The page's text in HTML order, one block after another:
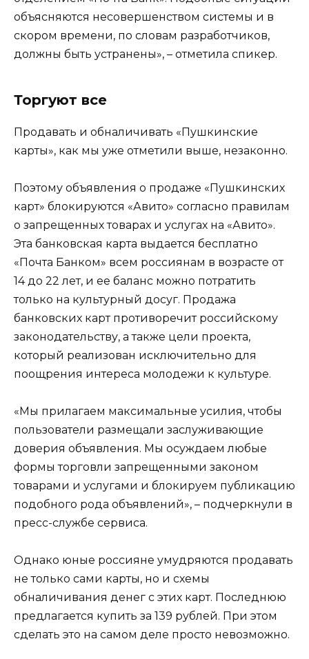
объясняются несовершенством системы и в
скором времени, по словам разработчиков,
должны быть устранены», – отметила спикер.
Торгуют все
Продавать и обналичивать «Пушкинские
карты», как мы уже отметили выше, незаконно.
Поэтому объявления о продаже «Пушкинских
карт» блокируются «Авито» согласно правилам
о запрещенных товарах и услугах на «Авито».
Эта банковская карта выдается бесплатно
«Почта Банком» всем россиянам в возрасте от
14 до 22 лет, и ее баланс можно потратить
только на культурный досуг. Продажа
банковских карт противоречит российскому
законодательству, а также цели проекта,
который реализован исключительно для
поощрения интереса молодежи к культуре.
«Мы прилагаем максимальные усилия, чтобы
пользователи размещали заслуживающие
доверия объявления. Мы осуждаем любые
формы торговли запрещенными законом
товарами и услугами и блокируем публикацию
подобного рода объявлений», – подчеркнули в
пресс-службе сервиса.
Однако юные россияне умудряются продавать
не только сами карты, но и схемы
обналичивания денег с этих карт. Последнюю
предлагается купить за 139 рублей. При этом
сделать это на самом деле просто невозможно.